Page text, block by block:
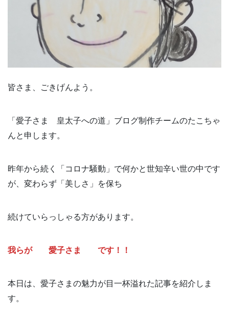
皆さま、ごきげんよう。
「愛子さま 皇太子への道」ブログ制作チームのたこちゃ
んと申します。
昨年から続く「コロナ騒動」で何かと世知辛い世の中です
が、変わらず「美しさ」を保ち
続けていらっしゃる方があります。
我らが 愛子さま です！！
本日は、愛子さまの魅力が目一杯溢れた記事を紹介しま
す。